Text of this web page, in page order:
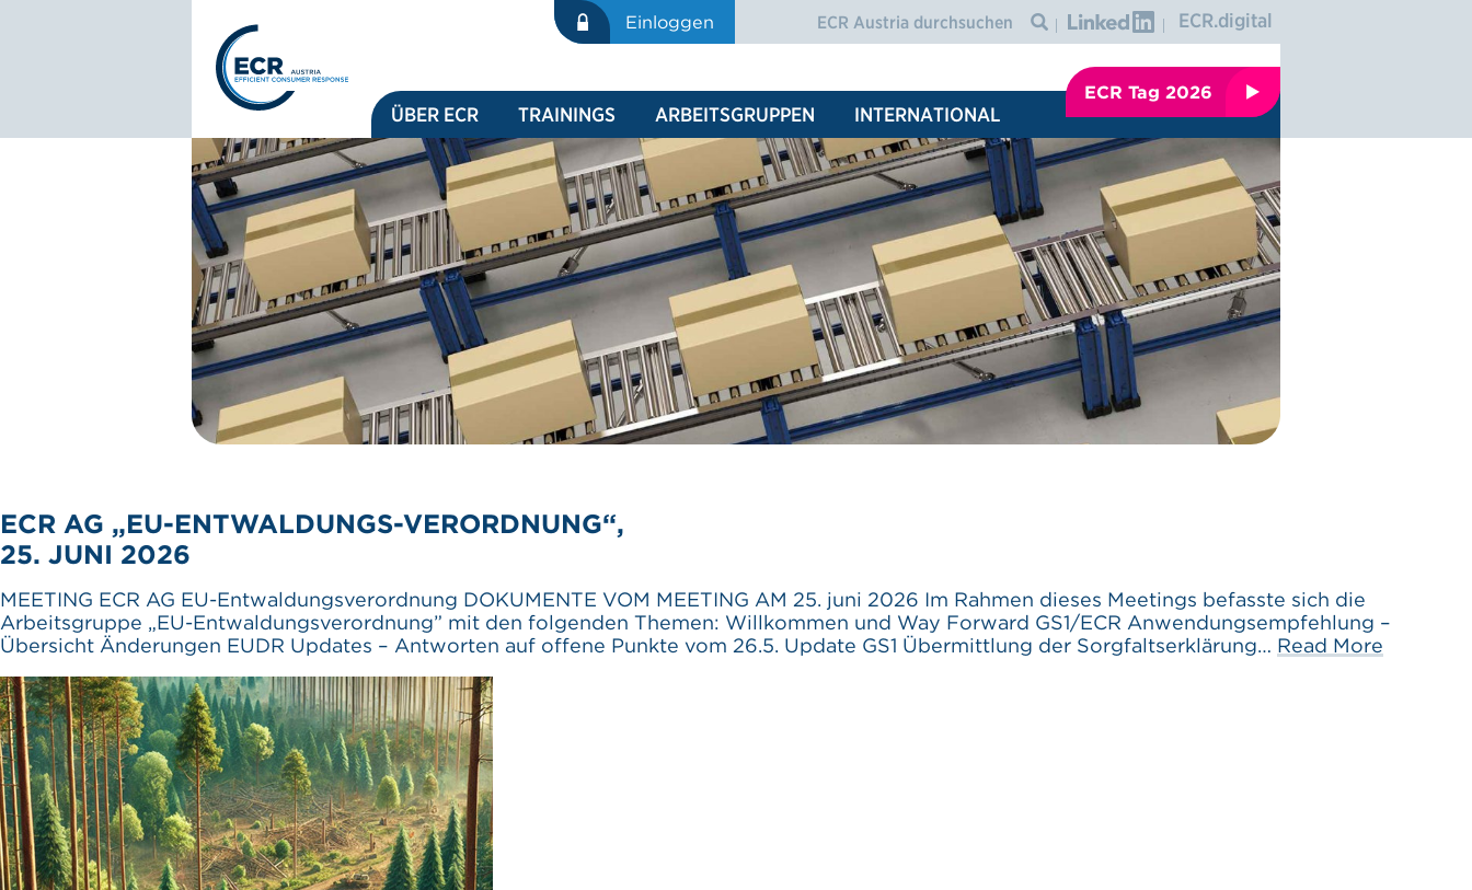
Logo: ECR Austria
Einloggen
SUCHFORMULAR
Icon: search
Graphic: linkedinECR.digital
ECR Tag 2026
ÜBER ECR TRAININGS ARBEITSGRUPPEN INTERNATIONAL
ECR AG „EU-ENTWALDUNGS-VERORDNUNG“,
25. JUNI 2026
MEETING ECR AG EU-Entwaldungsverordnung DOKUMENTE VOM MEETING AM 25. juni 2026 Im Rahmen dieses Meetings befasste sich die
Arbeitsgruppe „EU-Entwaldungsverordnung” mit den folgenden Themen: Willkommen und Way Forward GS1/ECR Anwendungsempfehlung –
Übersicht Änderungen EUDR Updates – Antworten auf offene Punkte vom 26.5. Update GS1 Übermittlung der Sorgfaltserklärung… Read More